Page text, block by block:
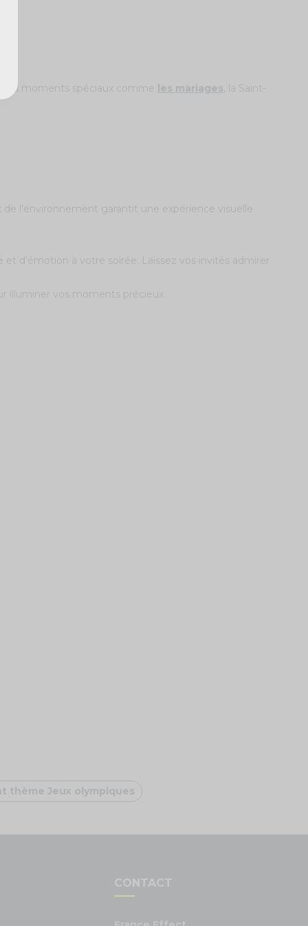
les moments spéciaux comme les mariages , la Saint-
l'environnement garantit une expérience visuelle
d'émotion à votre soirée. Laissez vos invités admirer
illuminer vos moments précieux.
thème Jeux olympiques
CONTACT